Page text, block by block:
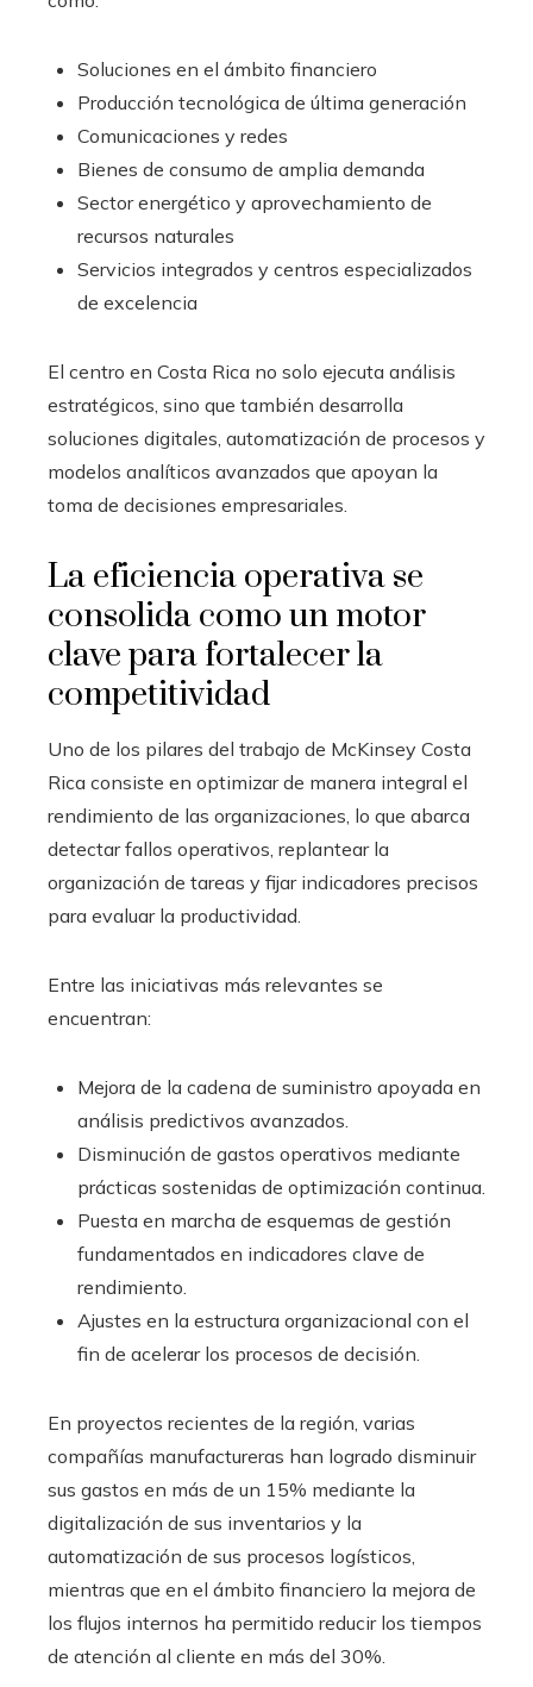
Soluciones en el ámbito financiero
Producción tecnológica de última generación
Comunicaciones y redes
Bienes de consumo de amplia demanda
Sector energético y aprovechamiento de
recursos naturales
Servicios integrados y centros especializados
de excelencia
El centro en Costa Rica no solo ejecuta análisis
estratégicos, sino que también desarrolla
soluciones digitales, automatización de procesos y
modelos analíticos avanzados que apoyan la
toma de decisiones empresariales.
La eficiencia operativa se
consolida como un motor
clave para fortalecer la
competitividad
Uno de los pilares del trabajo de McKinsey Costa
Rica consiste en optimizar de manera integral el
rendimiento de las organizaciones, lo que abarca
detectar fallos operativos, replantear la
organización de tareas y fijar indicadores precisos
para evaluar la productividad.
Entre las iniciativas más relevantes se
encuentran:
Mejora de la cadena de suministro apoyada en
análisis predictivos avanzados.
Disminución de gastos operativos mediante
prácticas sostenidas de optimización continua.
Puesta en marcha de esquemas de gestión
fundamentados en indicadores clave de
rendimiento.
Ajustes en la estructura organizacional con el
fin de acelerar los procesos de decisión.
En proyectos recientes de la región, varias
compañías manufactureras han logrado disminuir
sus gastos en más de un 15% mediante la
digitalización de sus inventarios y la
automatización de sus procesos logísticos,
mientras que en el ámbito financiero la mejora de
los flujos internos ha permitido reducir los tiempos
de atención al cliente en más del 30%.